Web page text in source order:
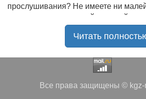
прослушивания? Не имеете ни
представления, где найти новый
на замену старому? В таком случае
радостью приветствует своих старых
чудесную подборку самых лучших
Читать
Все права защищены © kgz-